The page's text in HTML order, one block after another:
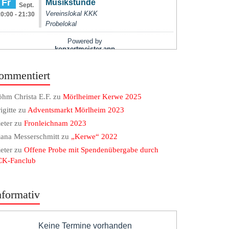
Christa E.F. zuMörlheimer Kerwe 2025
zuAdventsmarkt Mörlheim 2023
zuFronleichnam 2023
Messerschmitt zu „Kerwe“ 2022
zuOffene Probe mit Spendenübergabe durch
Fanclub